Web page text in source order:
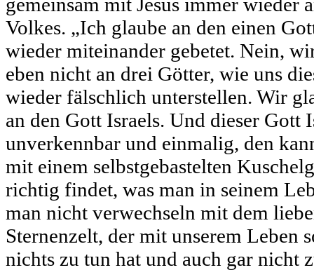
Volkes. „Ich glaube an den einen
wieder miteinander gebetet. Nein,
eben nicht an drei Götter, wie uns
wieder fälschlich unterstellen. Wir
an den Gott Israels. Und dieser Gott
unverkennbar und einmalig, den
mit einem selbstgebastelten
richtig findet, was man in seinem
man nicht verwechseln mit dem
Sternenzelt, der mit unserem Leben
nichts zu tun hat und auch gar nicht